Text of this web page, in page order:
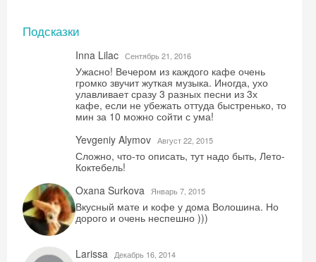
Подсказки
Inna Lilac Сентябрь 21, 2016
Ужасно! Вечером из каждого кафе очень
громко звучит жуткая музыка. Иногда, ухо
улавливает сразу 3 разных песни из 3х
кафе, если не убежать оттуда быстренько, то
мин за 10 можно сойти с ума!
Yevgeniy Alymov Август 22, 2015
Сложно, что-то описать, тут надо быть, Лето-
Коктебель!
Oxana Surkova
Январь 7, 2015
Вкусный мате и кофе у дома Волошина. Но
дорого и очень неспешно )))
Larissa Декабрь 16, 2014